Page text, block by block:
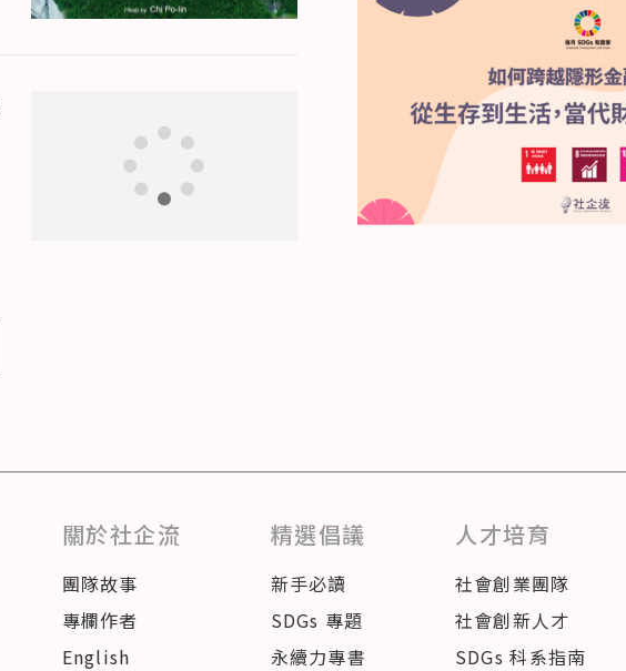
關於社企流
團隊故事
專欄作者
English
精選倡議
新手必讀
SDGs 專題
永續力專書
人才培育
社會創業團隊
社會創新人才
SDGs 科系指南